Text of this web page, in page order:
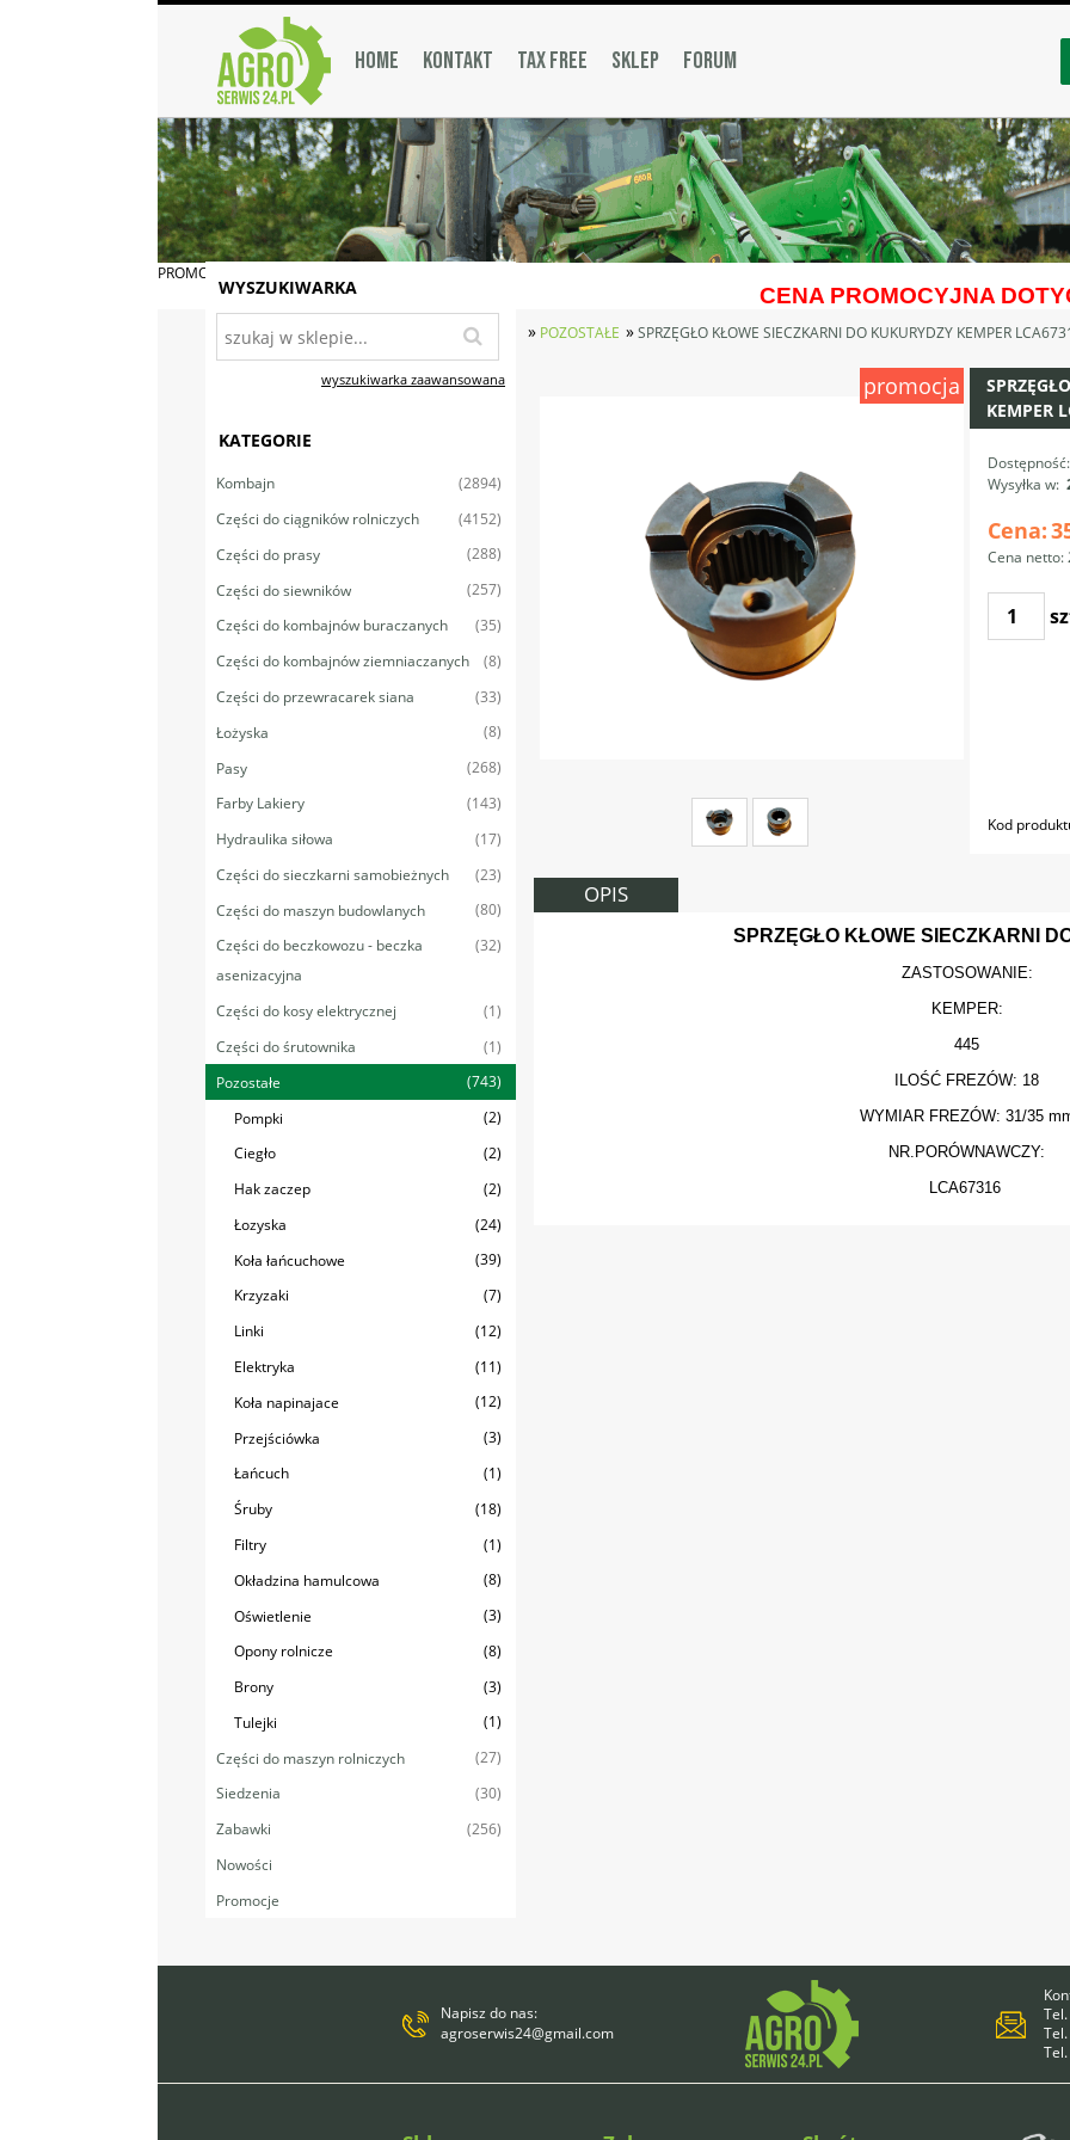
HOME KONTAKT TAX FREE SKLEP FORUM
PROMOCJA
CENA PROMOCYJNA
WYSZUKIWARKA
wyszukiwarka zaawansowana
KATEGORIE
Kombajn
(2894)
Części do ciągników rolniczych
(4152)
Części do prasy
(288)
Części do siewników
(257)
Części do kombajnów buraczanych
(35)
Części do kombajnów ziemniaczanych
(8)
Części do przewracarek siana
(33)
Łożyska
(8)
Pasy
(268)
Farby Lakiery
(143)
Hydraulika siłowa
(17)
Części do sieczkarni samobieżnych
(23)
Części do maszyn budowlanych
(80)
Części do beczkowozu - beczka
asenizacyjna
(32)
Części do kosy elektrycznej
(1)
Części do śrutownika
(1)
Pozostałe
(743)
Pompki
(2)
Ciegło
(2)
Hak zaczep
(2)
Łozyska
(24)
Koła łańcuchowe
(39)
Krzyzaki
(7)
Linki
(12)
Elektryka
(11)
Koła napinajace
(12)
Przejściówka
(3)
Łańcuch
(1)
Śruby
(18)
Filtry
(1)
Okładzina hamulcowa
(8)
Oświetlenie
(3)
Opony rolnicze
(8)
Brony
(3)
Tulejki
(1)
Części do maszyn rolniczych
(27)
Siedzenia
(30)
Zabawki
(256)
Nowości
Promocje
» POZOSTAŁE »SPRZĘGŁO KŁOWE SIECZKARNI DO KUKURYDZY KEMPER
promocja
KEMPER
Dostępność:
Wysyłka w:
Cena:
Cena netto:
Kod
OPIS
SPRZĘGŁO KŁOWE SIECZKARNI
ZASTOSOWANIE:
KEMPER:
445
ILOŚĆ FREZÓW: 18
WYMIAR FREZÓW: 31/35
NR.PORÓWNAWCZY:
LCA67316
Napisz do nas:
agroserwis24@gmail.com